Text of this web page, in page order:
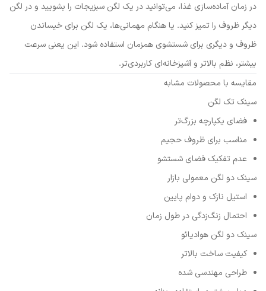
در زمان آماده‌سازی غذا، می‌توانید در یک لگن سبزیجات را بشویید و در لگن
دیگر ظروف را تمیز کنید. یا هنگام مهمانی‌ها، یک لگن برای خیساندن
ظروف و دیگری برای شستشوی همزمان استفاده شود. این یعنی سرعت
بیشتر، نظم بالاتر و آشپزخانه‌ای کاربردی‌تر.
مقایسه با محصولات مشابه
سینک تک لگن
فضای یکپارچه بزرگ‌تر
مناسب برای ظروف حجیم
عدم تفکیک فضای شستشو
سینک دو لگن معمولی بازار
استیل نازک و دوام پایین
احتمال زنگ‌زدگی در طول زمان
سینک دو لگن هوادیائو
کیفیت ساخت بالاتر
طراحی مهندسی شده